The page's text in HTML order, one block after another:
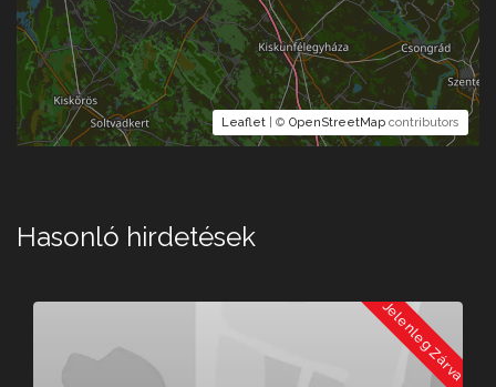
Leaflet | © OpenStreetMap contributors
Hasonló hirdetések
Jelenleg Zárva